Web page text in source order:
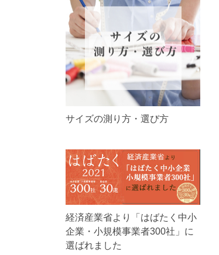
サイズの測り方・選び方
経済産業省より「はばたく中小
企業・小規模事業者300社」に
選ばれました